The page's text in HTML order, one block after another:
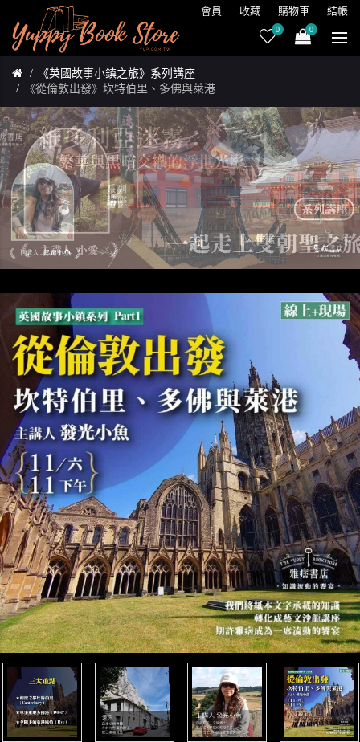
會員 收藏 購物車 結帳
0 0
《英國故事小鎮之旅》系列講座
《從倫敦出發》坎特伯里、多佛與萊港